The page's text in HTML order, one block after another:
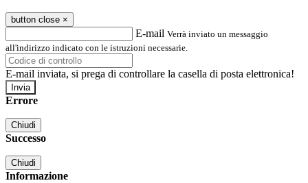
button close ×
E-mail Verrà inviato un messaggio
all'indirizzo indicato con le istruzioni necessarie.
E-mail inviata, si prega di controllare la casella di posta elettronica!
Errore
Chiudi
Successo
Chiudi
Informazione